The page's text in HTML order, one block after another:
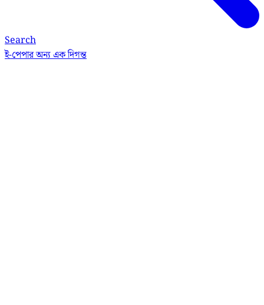
Search
ই-পেপারঅন্য এক দিগন্ত